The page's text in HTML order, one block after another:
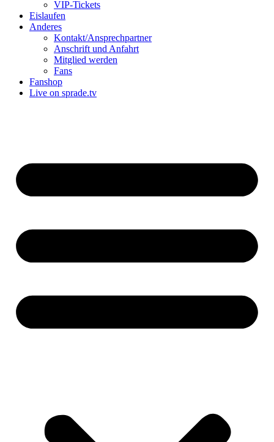
VIP-Tickets
Eislaufen
Anderes
Kontakt/Ansprechpartner
Anschrift und Anfahrt
Mitglied werden
Fans
Fanshop
Live on sprade.tv